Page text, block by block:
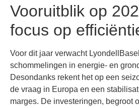
Vooruitblik op
focus op
Voor dit jaar verwacht
schommelingen in energie- en
Desondanks rekent het op een
de vraag in Europa en een
marges. De investeringen, begroot